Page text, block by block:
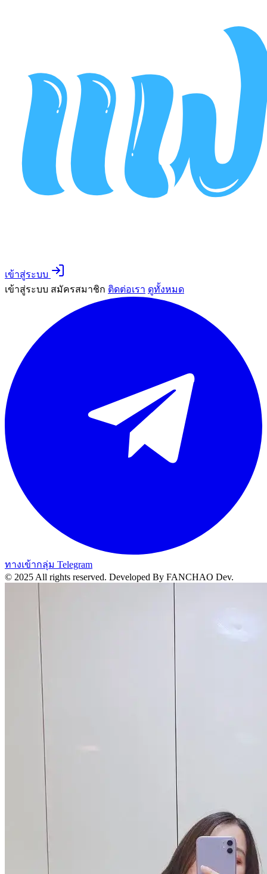
เข้าสู่ระบบ
เข้าสู่ระบบ สมัครสมาชิก ติดต่อเรา ดูทั้งหมด
ทางเข้ากลุ่ม Telegram
© 2025 All rights reserved. Developed By FANCHAO Dev.